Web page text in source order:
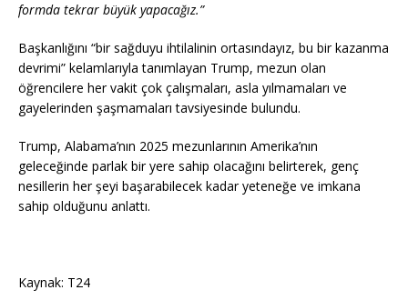
formda tekrar büyük yapacağız.”
Başkanlığını “bir sağduyu ihtilalinin ortasındayız, bu bir kazanma
devrimi” kelamlarıyla tanımlayan Trump, mezun olan
öğrencilere her vakit çok çalışmaları, asla yılmamaları ve
gayelerinden şaşmamaları tavsiyesinde bulundu.
Trump, Alabama’nın 2025 mezunlarının Amerika’nın
geleceğinde parlak bir yere sahip olacağını belirterek, genç
nesillerin her şeyi başarabilecek kadar yeteneğe ve imkana
sahip olduğunu anlattı.
Kaynak: T24